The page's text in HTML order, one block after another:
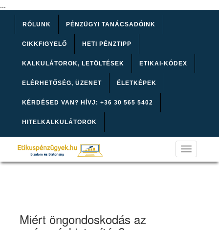
...
RÓLUNK PÉNZÜGYI TANÁCSADÓINK
CIKKFIGYELŐ HETI PÉNZTIPP
KALKULÁTOROK, LETÖLTÉSEK ETIKAI-KÓDEX
ELÉRHETŐSÉG, ÜZENET ÉLETKÉPEK
KÉRDÉSED VAN? HÍVJ: +36 30 565 5402
HITELKALKULÁTOROK
Toggle
navigation
Miért öngondoskodás az